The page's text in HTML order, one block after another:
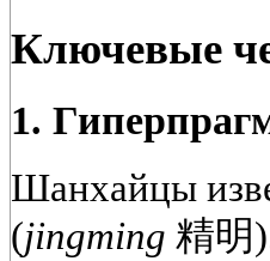
Ключевые
1.
Шанхайцы
(jingming 精明